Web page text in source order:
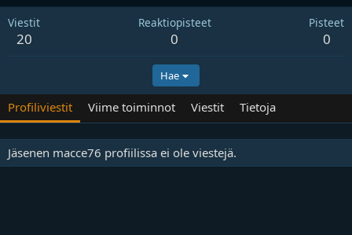
Viestit
20
Reaktiopisteet
0
Pisteet
0
Hae
Profiliviestit Viime toiminnot Viestit Tietoja
Jäsenen macce76 profiilissa ei ole viestejä.